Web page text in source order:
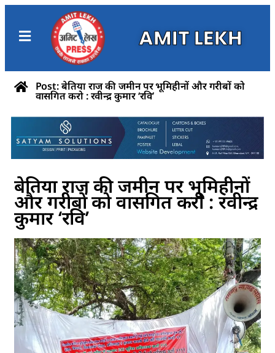
AMIT LEKH
Post: बेतिया राज की जमीन पर भूमिहीनों और गरीबों को
वासगित करो : रवीन्द्र कुमार ‘रवि’
बेतिया राज की जमीन पर भूमिहीनों
और गरीबों को वासगित करो : रवीन्द्र
कुमार ‘रवि’